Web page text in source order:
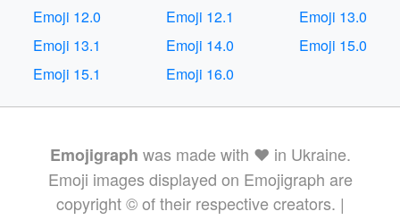
Emoji 12.0
Emoji 12.1
Emoji 13.0
Emoji 13.1
Emoji 14.0
Emoji 15.0
Emoji 15.1
Emoji 16.0
Emojigraph was made with ❤️ in Ukraine.
Emoji images displayed on Emojigraph are
copyright © of their respective creators. |